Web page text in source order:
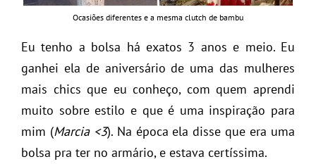
Ocasiões diferentes e a mesma clutch de bambu
Eu tenho a bolsa há exatos 3 anos e meio. Eu
ganhei ela de aniversário de uma das mulheres
mais chics que eu conheço, com quem aprendi
muito sobre estilo e que é uma inspiração para
mim (Marcia <3). Na época ela disse que era uma
bolsa pra ter no armário, e estava certíssima.